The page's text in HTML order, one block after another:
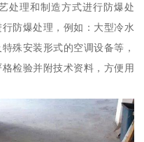
处理和制造方式进行防爆处
防爆处理，例如：大型冷水
殊安装形式的空调设备等，
检验并附技术资料，方便用